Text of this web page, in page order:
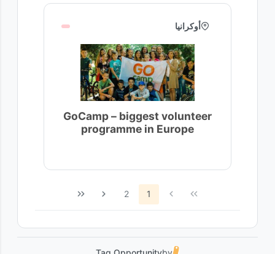
أوكرانيا
GoCamp – biggest volunteer
programme in Europe
1
2